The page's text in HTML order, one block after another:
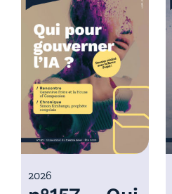
2026